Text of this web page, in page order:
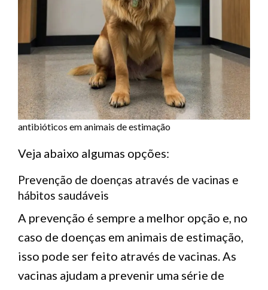
antibióticos em animais de estimação
Veja abaixo algumas opções:
Prevenção de doenças através de vacinas e
hábitos saudáveis
A prevenção é sempre a melhor opção e, no
caso de doenças em animais de estimação,
isso pode ser feito através de vacinas. As
vacinas ajudam a prevenir uma série de